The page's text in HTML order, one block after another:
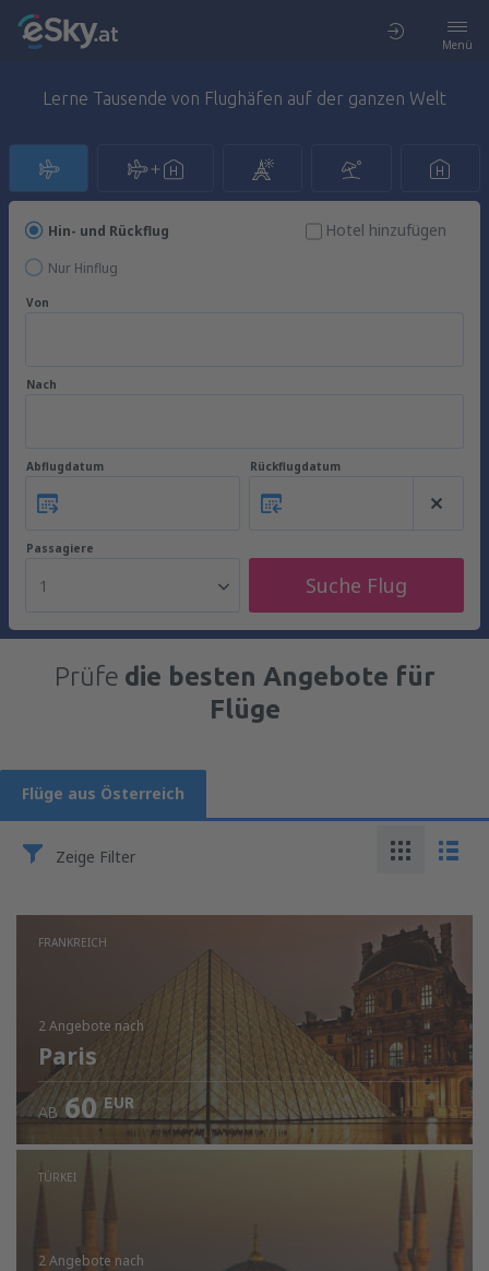
Menü
Lerne Tausende von Flughäfen auf der ganzen Welt
Hin- und Rückflug
Nur Hinflug
Hotel hinzufügen
Von
Nach
Abflugdatum Rückflugdatum
Passagiere
1 Suche Flug
Prüfe die besten Angebote für
Flüge
Flüge aus Österreich
Zeige Filter
FRANKREICH
2 Angebote nach
Paris
AB 60 EUR
TÜRKEI
2 Angebote nach